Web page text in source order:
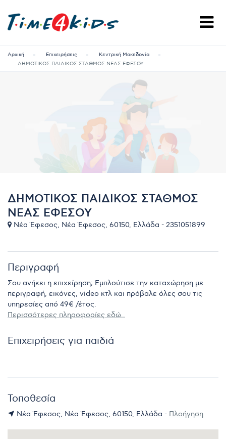
Αρχική Επιχειρήσεις
Κεντρική Μακεδονία
ΔΗΜΟΤΙΚΟΣ ΠΑΙΔΙΚΟΣ ΣΤΑΘΜΟΣ ΝΕΑΣ ΕΦΕΣΟΥ
ΔΗΜΟΤΙΚΟΣ ΠΑΙΔΙΚΟΣ ΣΤΑΘΜΟΣ
ΝΕΑΣ ΕΦΕΣΟΥ
Νέα Έφεσος, Νέα Έφεσος, 60150, Ελλάδα - 2351051899
Περιγραφή
Σου ανήκει η επιχείρηση; Εμπλούτισε την καταχώρηση με
περιγραφή, εικόνες, video κτλ και πρόβαλε όλες σου τις
υπηρεσίες από 49€ /έτος.
Περισσότερες πληροφορίες εδώ..
Επιχειρήσεις για παιδιά
Τοποθεσία
Νέα Έφεσος, Νέα Έφεσος, 60150, Ελλάδα - Πλοήγηση